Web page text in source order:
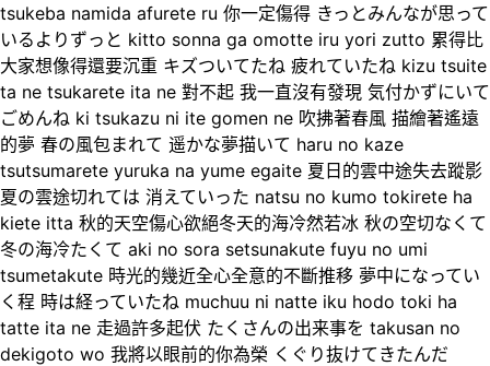
tsukeba namida afurete ru 你一定傷得 きっとみんなが思って
いるよりずっと kitto sonna ga omotte iru yori zutto 累得比
大家想像得還要沉重 キズついてたね 疲れていたね kizu tsuite
ta ne tsukarete ita ne 對不起 我一直沒有發現 気付かずにいて
ごめんね ki tsukazu ni ite gomen ne 吹拂著春風 描繪著遙遠
的夢 春の風包まれて 遥かな夢描いて haru no kaze
tsutsumarete yuruka na yume egaite 夏日的雲中途失去蹤影
夏の雲途切れては 消えていった natsu no kumo tokirete ha
kiete itta 秋的天空傷心欲絕冬天的海冷然若冰 秋の空切なくて
冬の海冷たくて aki no sora setsunakute fuyu no umi
tsumetakute 時光的幾近全心全意的不斷推移 夢中になってい
く程 時は経っていたね muchuu ni natte iku hodo toki ha
tatte ita ne 走過許多起伏 たくさんの出来事を takusan no
dekigoto wo 我將以眼前的你為榮 くぐり抜けてきたんだ